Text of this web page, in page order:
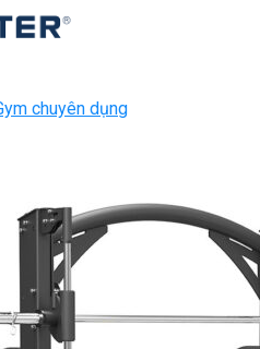
Cardio )
chuyên dụng